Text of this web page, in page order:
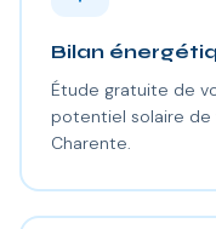
Bilan
Étude gratuite de
potentiel solaire
Charente.